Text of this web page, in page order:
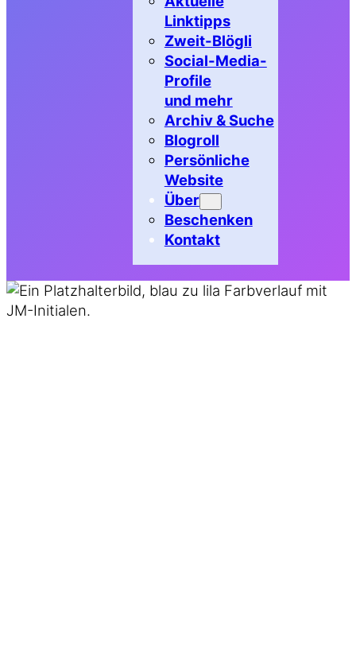
Linktipps
Zweit-Blögli
Social-Media-
Profile
und mehr
Archiv & Suche
Blogroll
Persönliche
Website
Über
Beschenken
Kontakt